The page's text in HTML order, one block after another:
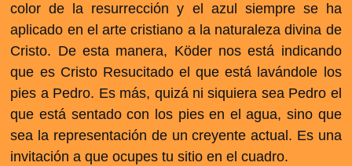
color de la resurrección y el azul siempre se ha
aplicado en el arte cristiano a la naturaleza divina de
Cristo. De esta manera, Köder nos está indicando
que es Cristo Resucitado el que está lavándole los
pies a Pedro. Es más, quizá ni siquiera sea Pedro el
que está sentado con los pies en el agua, sino que
sea la representación de un creyente actual. Es una
invitación a que ocupes tu sitio en el cuadro.